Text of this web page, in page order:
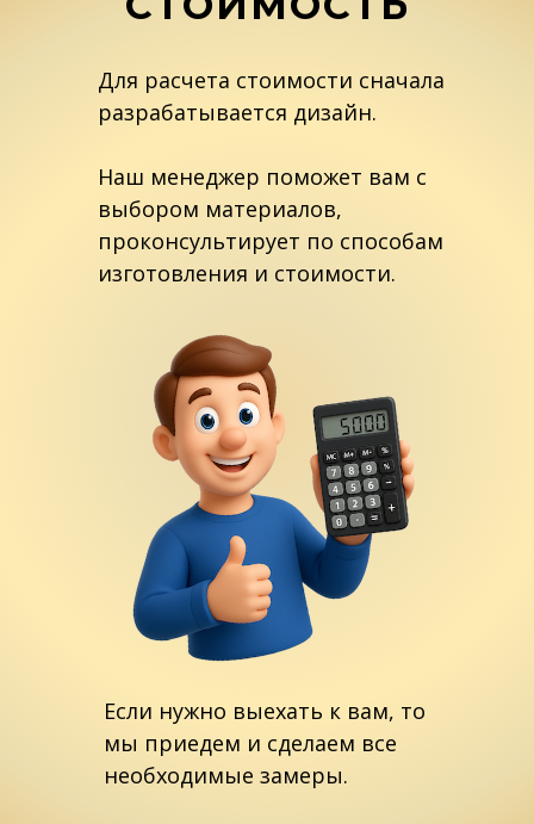
Для расчета стоимости сначала
разрабатывается дизайн.
Наш менеджер поможет вам с
выбором материалов,
проконсультирует по способам
изготовления и стоимости.
Если нужно выехать к вам, то
мы приедем и сделаем все
необходимые замеры.